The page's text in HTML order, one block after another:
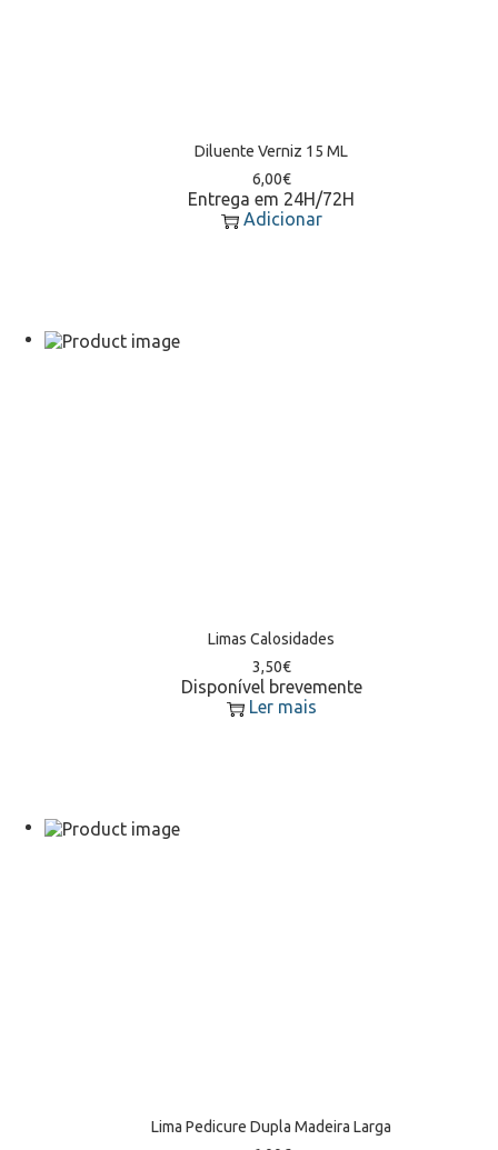
Diluente Verniz 15 ML
6,00€
Entrega em 24H/72H
Adicionar
Limas Calosidades
3,50€
Disponível brevemente
Ler mais
Lima Pedicure Dupla Madeira Larga